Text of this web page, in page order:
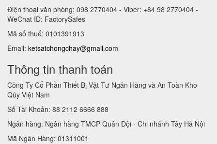
Điện thoại văn phòng: 098 2770404 - Viber: +84 98 2770404 -
WeChat ID: FactorySafes
Mã số thuế: 0101391913
Email: ketsatchongchay@gmail.com
Thông tin thanh toán
Công Ty Cổ Phần Thiết Bị Vật Tư Ngân Hàng và An Toàn Kho
Qũy Việt Nam
Số Tài Khoản: 88 2112 6666 888
Ngân hàng: Ngân hàng TMCP Quân Đội - Chi nhánh Tây Hà Nội
Mã Ngân Hàng: 01311001